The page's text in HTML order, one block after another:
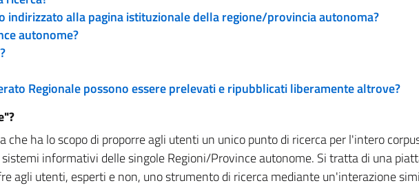
alla pagina istituzionale della regione/provincia autonoma?
autonome?
Regionale possono essere prelevati e ripubblicati liberamente altrove?
che ha lo scopo di proporre agli utenti un unico punto di ricerca per l'intero
informativi delle singole Regioni/Province autonome. Si tratta di una
agli utenti, esperti e non, uno strumento di ricerca mediante un'interazione